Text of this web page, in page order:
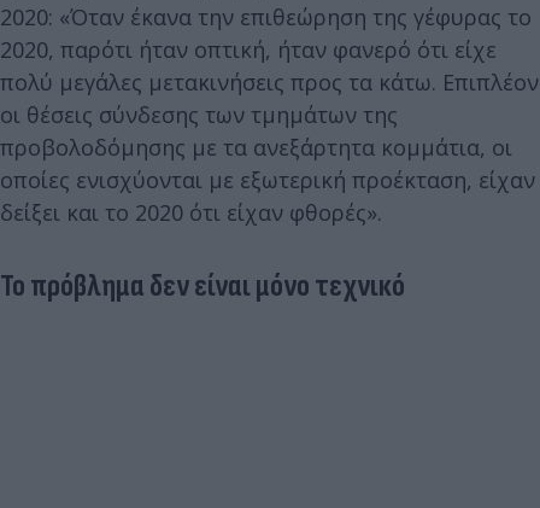
2020: «Όταν έκανα την επιθεώρηση της γέφυρας το
2020, παρότι ήταν οπτική, ήταν φανερό ότι είχε
πολύ μεγάλες μετακινήσεις προς τα κάτω. Επιπλέον
οι θέσεις σύνδεσης των τμημάτων της
προβολοδόμησης με τα ανεξάρτητα κομμάτια, οι
οποίες ενισχύονται με εξωτερική προέκταση, είχαν
δείξει και το 2020 ότι είχαν φθορές».
Το πρόβλημα δεν είναι μόνο τεχνικό